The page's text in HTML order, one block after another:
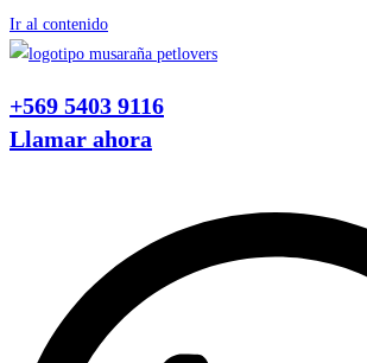
Ir al contenido
+569 5403 9116
Llamar ahora